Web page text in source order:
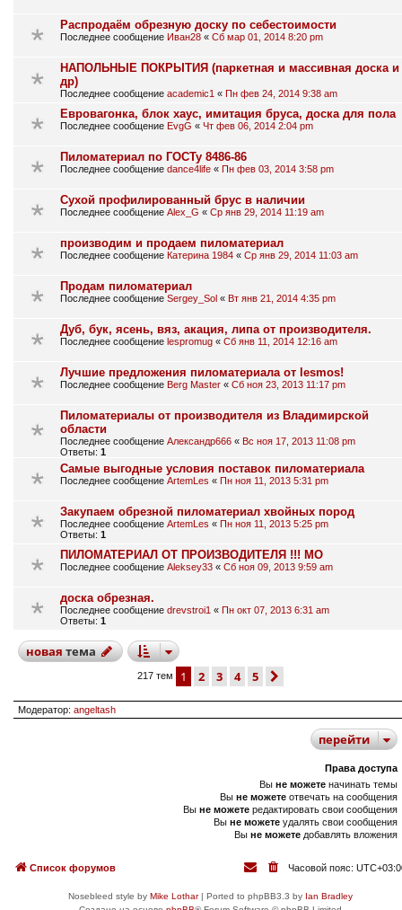
Распродаём обрезную доску по себестоимости
Последнее сообщение Иван28 « Сб мар 01, 2014 8:20 pm
НАПОЛЬНЫЕ ПОКРЫТИЯ (паркетная и массивная доска и
др)
Последнее сообщение academic1 « Пн фев 24, 2014 9:38 am
Евровагонка, блок хаус, имитация бруса, доска для пола
Последнее сообщение EvgG « Чт фев 06, 2014 2:04 pm
Пиломатериал по ГОСТу 8486-86
Последнее сообщение dance4life « Пн фев 03, 2014 3:58 pm
Сухой профилированный брус в наличии
Последнее сообщение Alex_G « Ср янв 29, 2014 11:19 am
производим и продаем пиломатериал
Последнее сообщение Катерина 1984 « Ср янв 29, 2014 11:03 am
Продам пиломатериал
Последнее сообщение Sergey_Sol « Вт янв 21, 2014 4:35 pm
Дуб, бук, ясень, вяз, акация, липа от производителя.
Последнее сообщение lespromug « Сб янв 11, 2014 12:16 am
Лучшие предложения пиломатериала от lesmos!
Последнее сообщение Berg Master « Сб ноя 23, 2013 11:17 pm
Пиломатериалы от производителя из Владимирской
области
Последнее сообщение Александр666 « Вс ноя 17, 2013 11:08 pm
Ответы: 1
Самые выгодные условия поставок пиломатериала
Последнее сообщение ArtemLes « Пн ноя 11, 2013 5:31 pm
Закупаем обрезной пиломатериал хвойных пород
Последнее сообщение ArtemLes « Пн ноя 11, 2013 5:25 pm
Ответы: 1
ПИЛОМАТЕРИАЛ ОТ ПРОИЗВОДИТЕЛЯ !!! МО
Последнее сообщение Aleksey33 « Сб ноя 09, 2013 9:59 am
доска обрезная.
Последнее сообщение drevstroi1 « Пн окт 07, 2013 6:31 am
Ответы: 1
новаятема
217 тем 1 2 3 4 5
Модератор: angeltash
перейти
Права доступа
Вы не можете начинать темы
Вы не можете отвечать на сообщения
Вы не можете редактировать свои сообщения
Вы не можете удалять свои сообщения
Вы не можете добавлять вложения
Список форумов Часовой пояс:
Nosebleed style by Mike Lothar| Ported to phpBB3.3 by Ian Bradley